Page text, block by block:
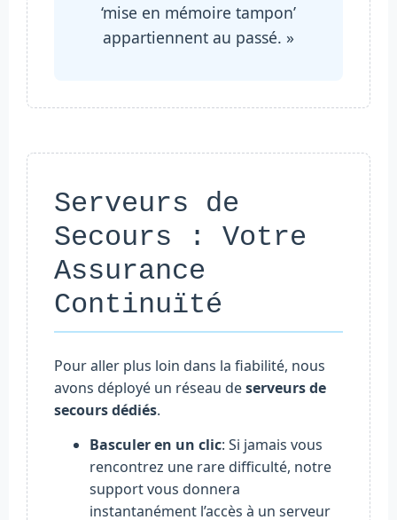
‘mise en mémoire tampon’
appartiennent au passé. »
Serveurs de
Secours : Votre
Assurance
Continuïté
Pour aller plus loin dans la fiabilité, nous
avons déployé un réseau deserveurs de
secours dédiés.
Basculer en un clic: Si jamais vous
rencontrez une rare difficulté, notre
support vous donnera
instantanément l’accès à un serveur